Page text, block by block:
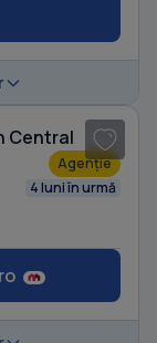
Central
Agenție
4 luni în urmă